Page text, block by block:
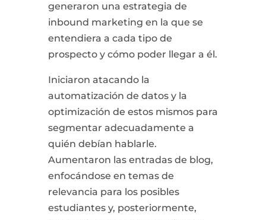
generaron una estrategia de
inbound marketing en la que se
entendiera a cada tipo de
prospecto y cómo poder llegar a él.
Iniciaron atacando la
automatización de datos y la
optimización de estos mismos para
segmentar adecuadamente a
quién debían hablarle.
Aumentaron las entradas de blog,
enfocándose en temas de
relevancia para los posibles
estudiantes y, posteriormente,